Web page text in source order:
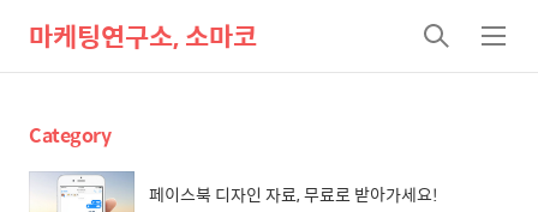
마케팅연구소, 소마코
검
색
메
뉴
Category
페이스북 디자인 자료, 무료로 받아가세요!